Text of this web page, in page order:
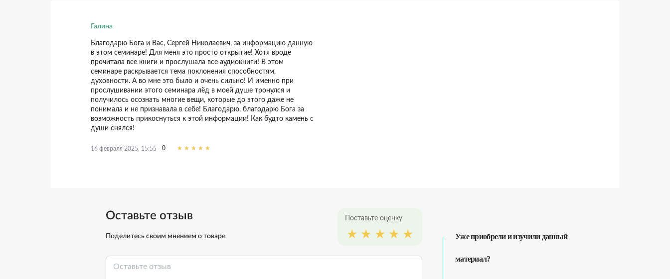
Галина
Благодарю Бога и Вас, Сергей Николаевич, за информацию данную
в этом семинаре! Для меня это просто открытие! Хотя вроде
прочитала все книги и прослушала все аудиокниги! В этом
семинаре раскрывается тема поклонения способностям,
духовности. А во мне это было и очень сильно! И именно при
прослушивании этого семинара лёд в моей душе тронулся и
получилось осознать многие вещи, которые до этого даже не
понимала и не признавала в себе! Благодарю, благодарю Бога за
возможность прикоснуться к этой информации! Как будто камень с
души снялся!
16 февраля 2025, 15:55 0
Оставьте отзыв
Поделитесь своим мнением о товаре
Поставьте оценку
Уже приобрели и изучили данный
материал?